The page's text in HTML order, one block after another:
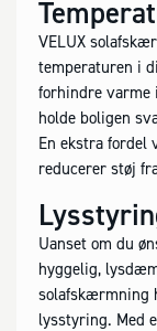
VELUX
temperaturen i
forhindre
holde boligen
En ekstra fordel
reducerer støj
Uanset om du
hyggelig,
solafskærmning
lysstyring. Med